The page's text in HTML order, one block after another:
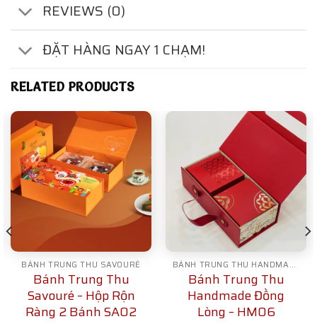
REVIEWS (0)
ĐẶT HÀNG NGAY 1 CHẠM!
RELATED PRODUCTS
BÁNH TRUNG THU SAVOURÉ
Bánh Trung Thu
Savouré – Hộp Rộn
Ràng 2 Bánh SA02
BÁNH TRUNG THU HANDMADE
Bánh Trung Thu
Handmade Đồng
Lòng – HM06